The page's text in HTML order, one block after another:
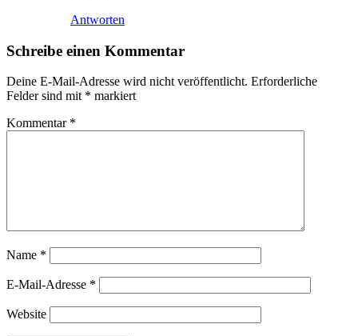
Antworten
Schreibe einen Kommentar
Deine E-Mail-Adresse wird nicht veröffentlicht. Erforderliche
Felder sind mit * markiert
Kommentar *
Name *
E-Mail-Adresse *
Website